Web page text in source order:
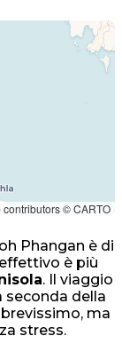
© CARTO
Phangan è di
è più
. Il viaggio
seconda della
ma
stress.